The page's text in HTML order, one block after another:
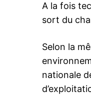
A la fois
sort du
Selon la
nationale